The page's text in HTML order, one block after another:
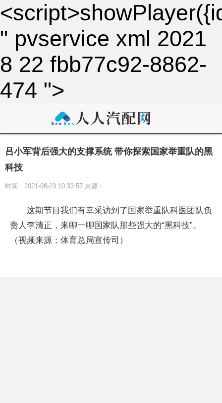
" pvservice xml 2021
8 22 fbb77c92-8862-
474 ">
吕小军背后强大的支撑系统 带你探索国家举重队的黑
科技
时间：2021-08-23 10:33:57 来源：
这期节目我们有幸采访到了国家举重队科医团队负
责人李清正，来聊一聊国家队那些强大的“黑科技”。
（视频来源：体育总局宣传司）